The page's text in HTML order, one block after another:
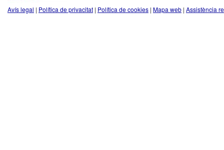
Avís legal | Política de privacitat | Política de cookies | Mapa web | Assistència